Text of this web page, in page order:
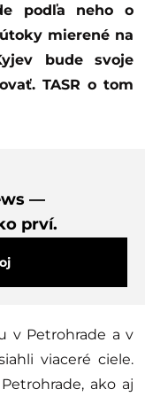
podľa neho o
mierené na
bude svoje
TASR o tom
—
prví.
v Petrohrade a v
viaceré ciele.
ako aj